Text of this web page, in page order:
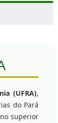
(UFRA),
do Pará
superior